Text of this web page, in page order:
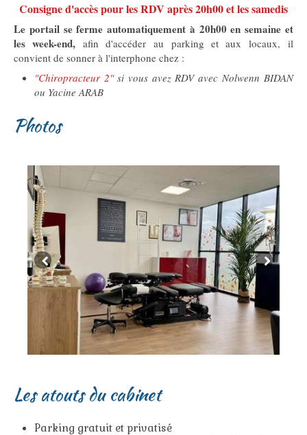
Consigne d'accès pour les RDV après 20h00 et les samedis
Le portail se ferme automatiquement à 20h00 en semaine et
les week-end, afin d'accéder au parking et aux locaux, il
convient de sonner à l'interphone chez :
"Chiropracteur 2"si vous avez RDV avec Nolwenn BIDAN
ou Yacine ARAB
Photos
Les atouts du cabinet
Parking gratuit et privatisé